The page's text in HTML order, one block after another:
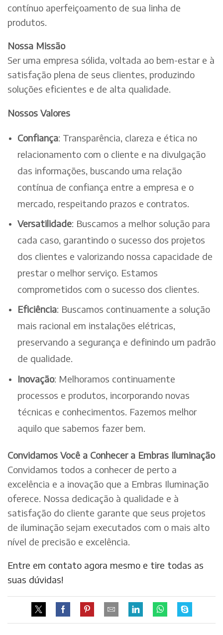
contínuo aperfeiçoamento de sua linha de
produtos.
Nossa Missão
Ser uma empresa sólida, voltada ao bem-estar e à
satisfação plena de seus clientes, produzindo
soluções eficientes e de alta qualidade.
Nossos Valores
Confiança: Transparência, clareza e ética no
relacionamento com o cliente e na divulgação
das informações, buscando uma relação
contínua de confiança entre a empresa e o
mercado, respeitando prazos e contratos.
Versatilidade: Buscamos a melhor solução para
cada caso, garantindo o sucesso dos projetos
dos clientes e valorizando nossa capacidade de
prestar o melhor serviço. Estamos
comprometidos com o sucesso dos clientes.
Eficiência: Buscamos continuamente a solução
mais racional em instalações elétricas,
preservando a segurança e definindo um padrão
de qualidade.
Inovação: Melhoramos continuamente
processos e produtos, incorporando novas
técnicas e conhecimentos. Fazemos melhor
aquilo que sabemos fazer bem.
Convidamos Você a Conhecer a Embras Iluminação
Convidamos todos a conhecer de perto a
excelência e a inovação que a Embras Iluminação
oferece. Nossa dedicação à qualidade e à
satisfação do cliente garante que seus projetos
de iluminação sejam executados com o mais alto
nível de precisão e excelência.
Entre em contato agora mesmo e tire todas as
suas dúvidas!